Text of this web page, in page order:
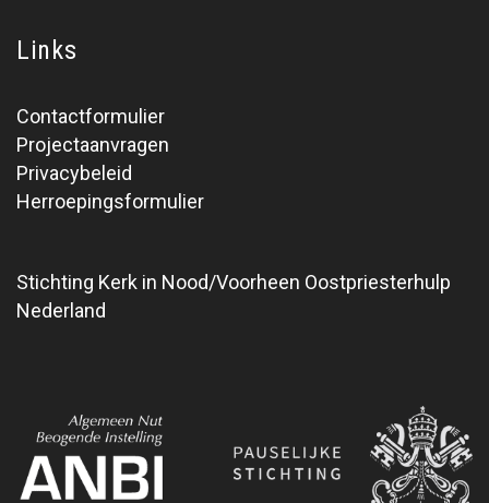
Links
Contactformulier
Projectaanvragen
Privacybeleid
Herroepingsformulier
Stichting Kerk in Nood/Voorheen Oostpriesterhulp
Nederland